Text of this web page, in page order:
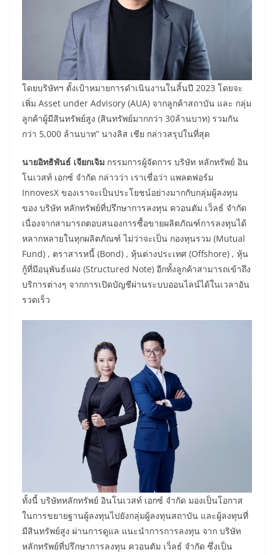
โดยบริษัทฯ ตั้งเป้าหมายการดำเนินงานในสิ้นปี 2023 โดยจะ
เพิ่ม Asset under Advisory (AUA) จากลูกค้าสถาบัน และ กลุ่ม
ลูกค้าผู้มีสินทรัพย์สูง (สินทรัพย์มากกว่า 30ล้านบาท) รวมกัน
กว่า 5,000 ล้านบาท” นางลิส เชีย กล่าวสรุปในที่สุด
นายอิทธิพันธ์ เจียกเจิม กรรมการผู้จัดการ บริษัท หลักทรัพย์ อิน
โนเวสท์ เอกซ์ จำกัด กล่าวว่า เราเชื่อว่า แพลตฟอร์ม
InnovesX ของเราจะเป็นประโยชน์อย่างมากกับกลุ่มผู้ลงทุน
ของ บริษัท หลักทรัพย์ที่ปรึกษาการลงทุน ควอนตัม เว็ลธ์ จำกัด
เนื่องจากสามารถตอบสนองการซื้อขายผลิตภัณฑ์การลงทุนได้
หลากหลายในทุกผลิตภัณฑ์ ไม่ว่าจะเป็น กองทุนรวม (Mutual
Fund) , ตราสารหนี้ (Bond) , หุ้นต่างประเทศ (Offshore) , หุ้น
กู้ที่มีอนุพันธ์แฝง (Structured Note) อีกทั้งลูกค้าสามารถเข้าถึง
บริการต่างๆ จากการเปิดบัญชีผ่านระบบออนไลน์ได้ในเวลาอัน
รวดเร็ว
ทั้งนี้ บริษัทหลักทรัพย์ อินโนเวสท์ เอกซ์ จำกัด มองเป็นโอกาส
ในการขยายฐานผู้ลงทุนไปยังกลุ่มผู้ลงทุนสถาบัน และผู้ลงทุนที่
มีสินทรัพย์สูง ผ่านการดูแล แนะนำการการลงทุน จาก บริษัท
หลักทรัพย์ที่ปรึกษาการลงทุน ควอนตัม เว็ลธ์ จำกัด ซึ่งเป็น